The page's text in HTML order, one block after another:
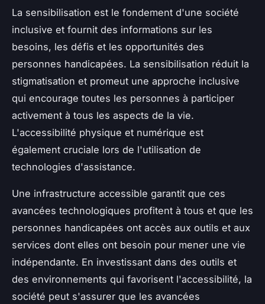
La sensibilisation est le fondement d'une société
inclusive et fournit des informations sur les
besoins, les défis et les opportunités des
personnes handicapées. La sensibilisation réduit la
stigmatisation et promeut une approche inclusive
qui encourage toutes les personnes à participer
activement à tous les aspects de la vie.
L'accessibilité physique et numérique est
également cruciale lors de l'utilisation de
technologies d'assistance.
Une infrastructure accessible garantit que ces
avancées technologiques profitent à tous et que les
personnes handicapées ont accès aux outils et aux
services dont elles ont besoin pour mener une vie
indépendante. En investissant dans des outils et
des environnements qui favorisent l'accessibilité, la
société peut s'assurer que les avancées